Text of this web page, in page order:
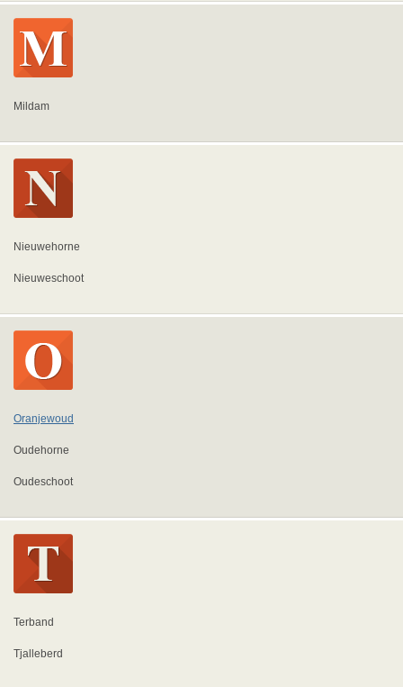
Mildam
Nieuwehorne
Nieuweschoot
Oranjewoud
Oudehorne
Oudeschoot
Terband
Tjalleberd